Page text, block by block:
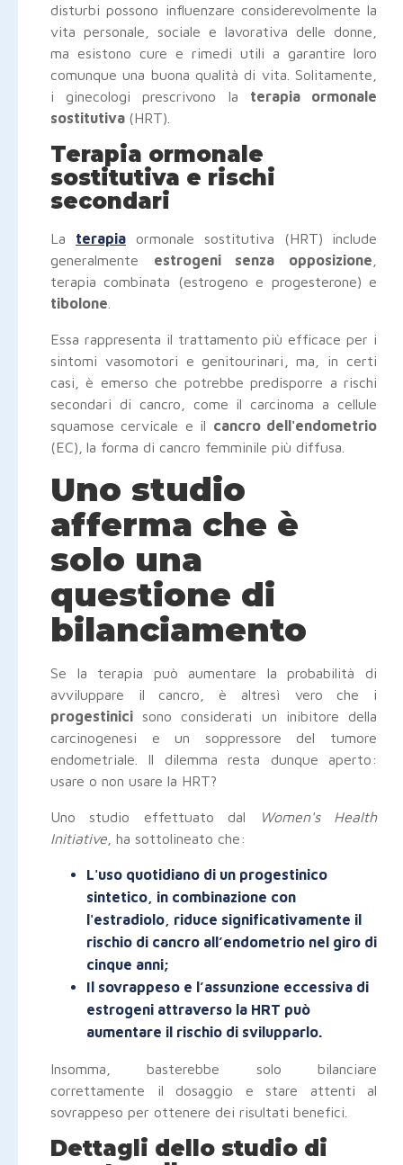
disturbi possono influenzare considerevolmente la
vita personale, sociale e lavorativa delle donne,
ma esistono cure e rimedi utili a garantire loro
comunque una buona qualità di vita. Solitamente,
i ginecologi prescrivono la terapia ormonale
sostitutiva (HRT).
Terapia ormonale
sostitutiva e rischi
secondari
La terapia ormonale sostitutiva (HRT)
include
generalmente estrogeni senza opposizione
terapia combinata (estrogeno e progesterone) e
tibolone
Essa rappresenta il trattamento più efficace per i
sintomi vasomotori e genitourinari, ma, in certi
casi, è emerso che potrebbe predisporre a rischi
secondari di cancro, come il carcinoma a cellule
squamose cervicale e il cancro dell'endometrio
(EC), la forma di cancro femminile più diffusa.
Uno studio
afferma che è
solo una
questione di
bilanciamento
Se la terapia può aumentare la probabilità di
avviluppare il cancro, è altresì vero che i
progestinici sono considerati un inibitore della
carcinogenesi e un soppressore del tumore
endometriale. Il dilemma resta dunque aperto:
usare o non usare la HRT?
Uno studio effettuato dal
Women's Health
Initiative , ha sottolineato che:
L'uso quotidiano di un progestinico
sintetico, in combinazione con
l'estradiolo, riduce significativamente il
rischio di cancro all’endometrio nel giro di
cinque anni;
Il sovrappeso e l’assunzione eccessiva di
estrogeni attraverso la HRT può
aumentare il rischio di svilupparlo.
Insomma, basterebbe solo bilanciare
correttamente il dosaggio e stare attenti al
sovrappeso per ottenere dei risultati benefici.
Dettagli dello studio di